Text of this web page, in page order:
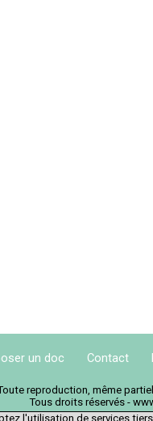
un doc Contact
reproduction, même
Tous droits réservés -
l'utilisation de services